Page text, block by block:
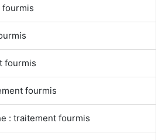
fourmis
fourmis
fourmis
: traitement fourmis